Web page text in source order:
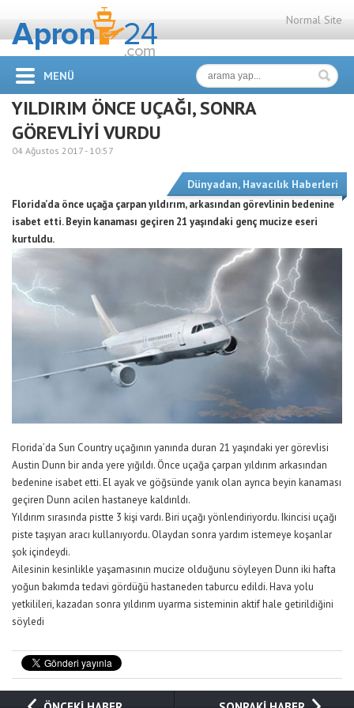
Normal Site
MENÜ
YILDIRIM ÖNCE UÇAĞI, SONRA
GÖREVLİYİ VURDU
04 Ağustos 2017 - 10:57
Dünyadan, Havacılık Haberleri
Florida’da önce uçağa çarpan yıldırım, arkasından görevlinin bedenine
isabet etti. Beyin kanaması geçiren 21 yaşındaki genç mucize eseri
kurtuldu.
Florida’da Sun Country uçağının yanında duran 21 yaşındaki yer görevlisi
Austin Dunn bir anda yere yığıldı. Önce uçağa çarpan yıldırım arkasından
bedenine isabet etti. El ayak ve göğsünde yanık olan ayrıca beyin kanaması
geçiren Dunn acilen hastaneye kaldırıldı.
Yıldırım sırasında pistte 3 kişi vardı. Biri uçağı yönlendiriyordu. Ikincisi uçağı
piste taşıyan aracı kullanıyordu. Olaydan sonra yardım istemeye koşanlar
şok içindeydi.
Ailesinin kesinlikle yaşamasının mucize olduğunu söyleyen Dunn iki hafta
yoğun bakımda tedavi gördüğü hastaneden taburcu edildi. Hava yolu
yetkilileri, kazadan sonra yıldırım uyarma sisteminin aktif hale getirildiğini
söyledi